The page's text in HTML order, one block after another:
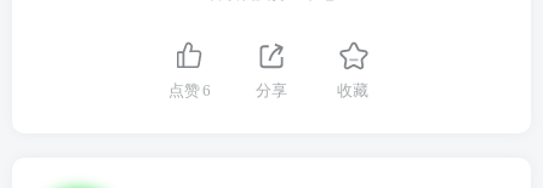
点赞6 分享 收藏